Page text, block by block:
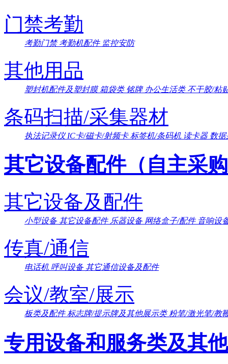
门禁考勤
考勤门禁考勤机配件 监控安防
其他用品
塑封机配件及塑封膜箱袋类铭牌 办公生活类不干胶/粘
条码扫描/采集器材
执法记录仪IC卡/磁卡/射频卡标签机/条码机 读卡器 数
其它设备配件（自主采
其它设备及配件
小型设备 其它设备配件 乐器设备 网络盒子/配件 音响设
传真/通信
电话机 呼叫设备 其它通信设备及配件
会议/教室/展示
板类及配件标志牌/提示牌及其他展示类粉笔/激光笔/教
专用设备和服务类及其他